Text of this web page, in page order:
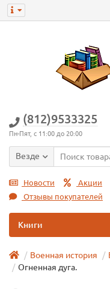
(812)9533325
Пн-Пят, с 11:00 до 20:00
Везде
Новости Акции
Отзывы покупателей
Книги
Военная история
Огненная дуга.